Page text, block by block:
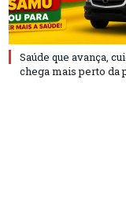
Saúde que avança,
chega mais perto da